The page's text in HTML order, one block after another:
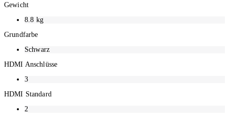
Gewicht
8.8 kg
Grundfarbe
Schwarz
HDMI Anschlüsse
3
HDMI Standard
2